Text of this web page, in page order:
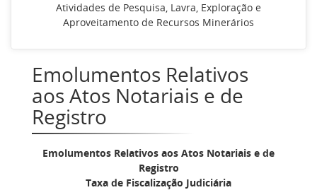
Atividades de Pesquisa, Lavra, Exploração e
Aproveitamento de Recursos Minerários
Emolumentos Relativos
aos Atos Notariais e de
Registro
Emolumentos Relativos aos Atos Notariais e de
Registro
Taxa de Fiscalização Judiciária